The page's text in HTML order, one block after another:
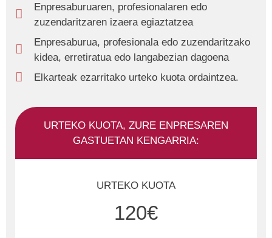
Enpresaburuaren, profesionalaren edo
zuzendaritzaren izaera egiaztatzea
Enpresaburua, profesionala edo zuzendaritzako
kidea, erretiratua edo langabezian dagoena
Elkarteak ezarritako urteko kuota ordaintzea.
URTEKO KUOTA, ZURE ENPRESAREN
GASTUETAN KENGARRIA:
URTEKO KUOTA
120€